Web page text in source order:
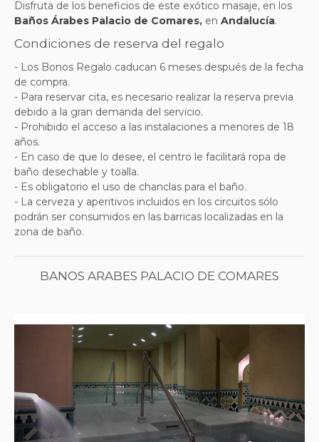
Disfruta de los beneficios de este exótico masaje, en los
Baños Árabes Palacio de Comares, en Andalucía.
Condiciones de reserva del regalo
- Los Bonos Regalo caducan 6 meses después de la fecha
de compra.
- Para reservar cita, es necesario realizar la reserva previa
debido a la gran demanda del servicio.
- Prohibido el acceso a las instalaciones a menores de 18
años.
- En caso de que lo desee, el centro le facilitará ropa de
baño desechable y toalla.
- Es obligatorio el uso de chanclas para el baño.
- La cerveza y aperitivos incluidos en los circuitos sólo
podrán ser consumidos en las barricas localizadas en la
zona de baño.
BANOS ARABES PALACIO DE COMARES
Previous Next